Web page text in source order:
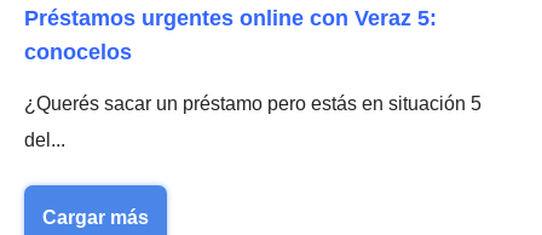
Préstamos urgentes online con Veraz 5:
conocelos
¿Querés sacar un préstamo pero estás en situación 5
del...
Cargar más